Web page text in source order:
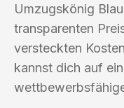
Umzugskönig
transparenten
versteckten
kannst dich auf